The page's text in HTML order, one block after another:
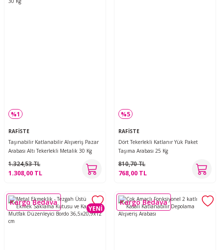
%1
RAFİSTE
Taşınabilir Katlanabilir Alışveriş Pazar
Arabası Altı Tekerlekli Metalik 30 Kg
1.324,53 TL
1.308,00 TL
%5
RAFİSTE
Dört Tekerlekli Katlanır Yük Paket
Taşıma Arabası 25 Kg
810,70 TL
768,00 TL
YENİ
Kargo Bedava Kargo Bedava